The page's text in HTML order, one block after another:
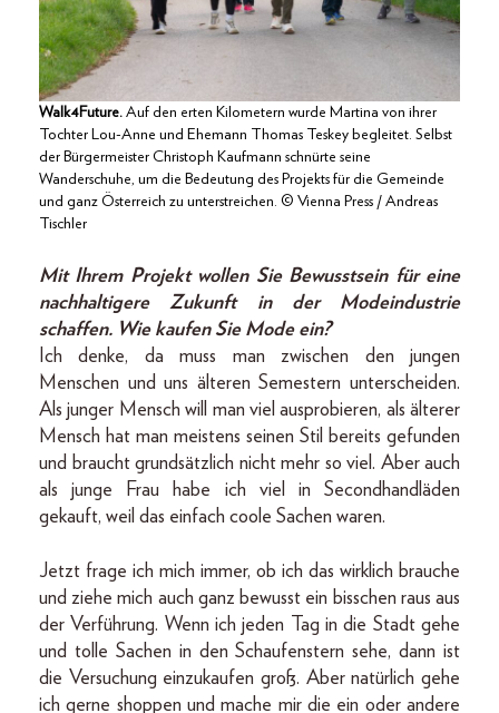
Walk4Future. Auf den erten Kilometern wurde Martina von ihrer
Tochter Lou-Anne und Ehemann Thomas Teskey begleitet. Selbst
der Bürgermeister Christoph Kaufmann schnürte seine
Wanderschuhe, um die Bedeutung des Projekts für die Gemeinde
und ganz Österreich zu unterstreichen. © Vienna Press / Andreas
Tischler
Mit Ihrem Projekt wollen Sie Bewusstsein für eine
nachhaltigere Zukunft in der Modeindustrie
schaffen. Wie kaufen Sie Mode ein?
Ich denke, da muss man zwischen den jungen
Menschen und uns älteren Semestern unterscheiden.
Als junger Mensch will man viel ausprobieren, als älterer
Mensch hat man meistens seinen Stil bereits gefunden
und braucht grundsätzlich nicht mehr so viel. Aber auch
als junge Frau habe ich viel in Secondhandläden
gekauft, weil das einfach coole Sachen waren.
Jetzt frage ich mich immer, ob ich das wirklich brauche
und ziehe mich auch ganz bewusst ein bisschen raus aus
der Verführung. Wenn ich jeden Tag in die Stadt gehe
und tolle Sachen in den Schaufenstern sehe, dann ist
die Versuchung einzukaufen groß. Aber natürlich gehe
ich gerne shoppen und mache mir die ein oder andere